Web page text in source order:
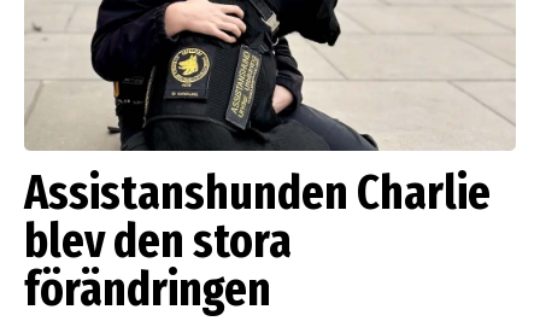
Assistanshunden Charlie
blev den stora
förändringen